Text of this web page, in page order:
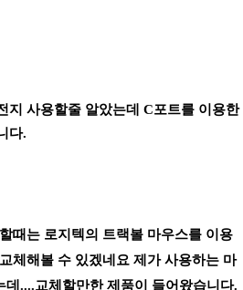
지 사용할줄 알았는데 C포트를 이용한
다.
때는 로지텍의 트랙볼 마우스를 이용
체해볼 수 있겠네요 제가 사용하는 마
데....교체할만한 제품이 들어왔습니다.